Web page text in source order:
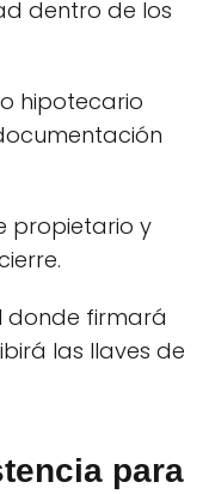
dentro de los
hipotecario
propietario y
donde firmará
las llaves de
para